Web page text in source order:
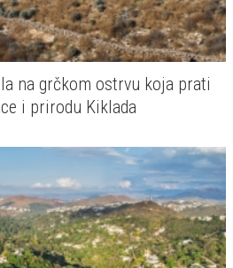
na grčkom ostrvu koja prati
i prirodu Kiklada